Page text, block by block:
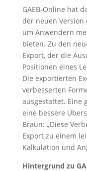
GAEB-Online hat
der neuen Version
um Anwendern
bieten. Zu den
Export, der die
Positionen eines
Die exportierten
verbesserten
ausgestattet. Eine
eine bessere
Braun: „Diese
Export zu einem
Kalkulation und
Hintergrund zu